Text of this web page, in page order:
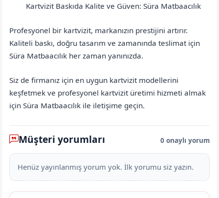
Kartvizit Baskıda Kalite ve Güven: Süra Matbaacılık
Profesyonel bir kartvizit, markanızın prestijini artırır.
Kaliteli baskı, doğru tasarım ve zamanında teslimat için
Süra Matbaacılık her zaman yanınızda.
Siz de firmanız için en uygun kartvizit modellerini
keşfetmek ve profesyonel kartvizit üretimi hizmeti almak
için Süra Matbaacılık ile iletişime geçin.
Müşteri yorumları 0 onaylı yorum
Henüz yayınlanmış yorum yok. İlk yorumu siz yazın.